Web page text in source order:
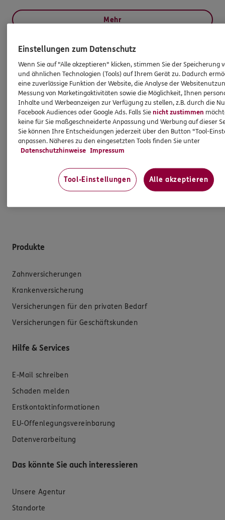
Mehr
HINWEIS
Wichtiges aus dem Vermittlerrecht
Ich bin verpflichtet, Ihnen Auskünfte zu meiner
Person zu geben. Sowohl Ihr Schutz als Verbraucher
sowie auch gesetzliche Regelungen halten mich
dazu an. Ich biete Beratung an, für die
Versicherungsvermittlung erhalte ich Provision,
Mehr Informationen
Produkte
Zahnversicherungen
Krankenversicherung
Versicherungen für den privaten Bedarf
Versicherungen für Geschäftskunden
Hilfe & Services
E-Mail schreiben
Schaden melden
Erstkontaktinformationen
EU-Offenlegungsvereinbarung
Datenverarbeitung
Das könnte Sie auch interessieren
Unsere Agentur
Standorte
Einstellungen zum Datenschutz
Wenn Sie auf "Alle akzeptieren" klicken, stimmen Sie der Speicherung
und ähnlichen Technologien (Tools) auf Ihrem Gerät zu. Dadurch
eine zuverlässige Funktion der Website, die Analyse der
Messung von Marketingaktivitäten sowie die Möglichkeit, Ihnen
Inhalte und Werbeanzeigen zur Verfügung zu stellen, z.B. durch die
Facebook Audiences oder Google Ads. Falls Sienicht zustimmen
keine für Sie maßgeschneiderte Anpassung und Werbung auf dieser
Sie können Ihre Entscheidungen jederzeit über den Button "Tool-
anpassen. Näheres zu den eingesetzten Tools finden Sie unter
Datenschutzhinweise Impressum
Tool-Einstellungen Alle akzeptieren